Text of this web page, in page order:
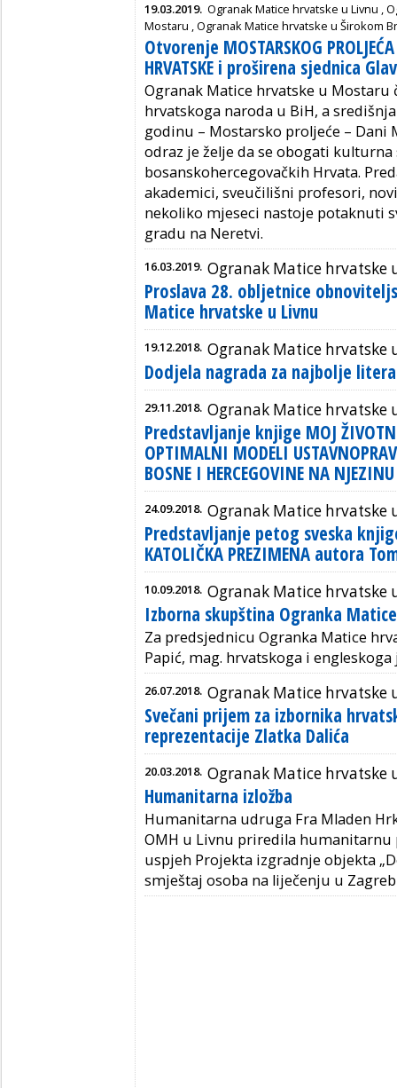
19.03.2019. Ogranak Matice hrvatske u Livnu ,
Mostaru ,Ogranak Matice hrvatske u Širokom
Otvorenje MOSTARSKOG
HRVATSKE i proširena sjednica
Ogranak Matice hrvatske u
hrvatskoga naroda u BiH, a
godinu – Mostarsko proljeće – Dani
odraz je želje da se obogati
bosanskohercegovačkih Hrvata.
akademici, sveučilišni profesori,
nekoliko mjeseci nastoje potaknuti
gradu na Neretvi.
16.03.2019. Ogranak Matice hrvatske
Proslava 28. obljetnice
Matice hrvatske u Livnu
19.12.2018. Ogranak Matice hrvatske
Dodjela nagrada za najbolje
29.11.2018. Ogranak Matice hrvatske
Predstavljanje knjige MOJ
OPTIMALNI MODELI
BOSNE I HERCEGOVINE NA
24.09.2018. Ogranak Matice hrvatske
Predstavljanje petog sveska
KATOLIČKA PREZIMENA autora
10.09.2018. Ogranak Matice hrvatske
Izborna skupština Ogranka
Za predsjednicu Ogranka Matice
Papić, mag. hrvatskoga i
26.07.2018. Ogranak Matice hrvatske
Svečani prijem za izbornika
reprezentacije Zlatka Dalića
20.03.2018. Ogranak Matice hrvatske
Humanitarna izložba
Humanitarna udruga Fra Mladen
OMH u Livnu priredila
uspjeh Projekta izgradnje objekta
smještaj osoba na liječenju u